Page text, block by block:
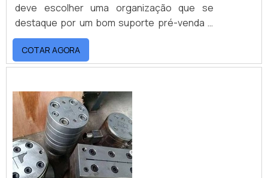
deve escolher uma organização que se
destaque por um bom suporte pré-venda e
tenha ampla experiência no ramo.Quando o
tema é molde de maquina extrusora, com os
profissionais da Astrotec o cliente
personalizado via WhatsApp.MAIS
INFORMAÇÕES SOBRE MOLDE DE MAQUINA
EXTRUSORAA Astrotec canaliza sua energia
em oferecer uma estrutura com escritório de
alta qualidade onde são realizadas as
atividades e investimento constante em
COTAR AGORA